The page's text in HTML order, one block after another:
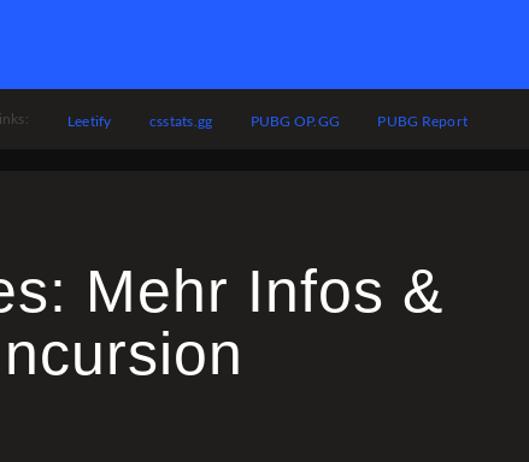
Leetify csstats.gg PUBG OP.GG PUBG Report
Mehr Infos &